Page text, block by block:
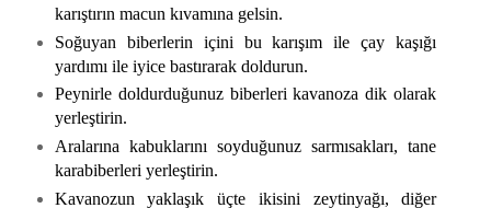
karıştırın macun kıvamına gelsin.
Soğuyan biberlerin içini bu karışım ile çay kaşığı
yardımı ile iyice bastırarak doldurun.
Peynirle doldurduğunuz biberleri kavanoza dik olarak
yerleştirin.
Aralarına kabuklarını soyduğunuz sarmısakları, tane
karabiberleri yerleştirin.
Kavanozun yaklaşık üçte ikisini zeytinyağı, diğer